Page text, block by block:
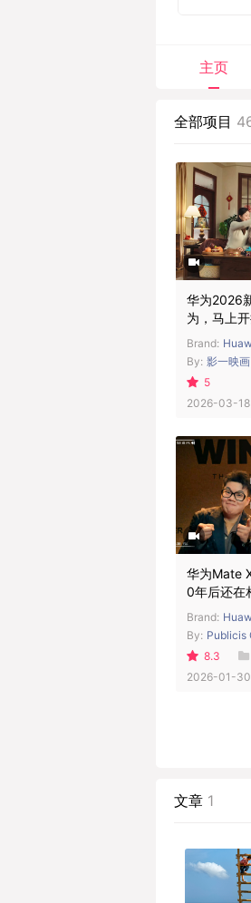
主页
全部项目
华为2026
为，马上
Brand:
By: 影一映画
5
2026-03-18
华为Mate
0年后还在
Brand:
By: Publicis
8.3
2026-01-30
文章 1